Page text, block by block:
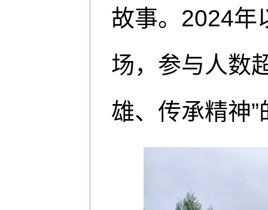
故事。2024年
场，参与人数
雄、传承精神